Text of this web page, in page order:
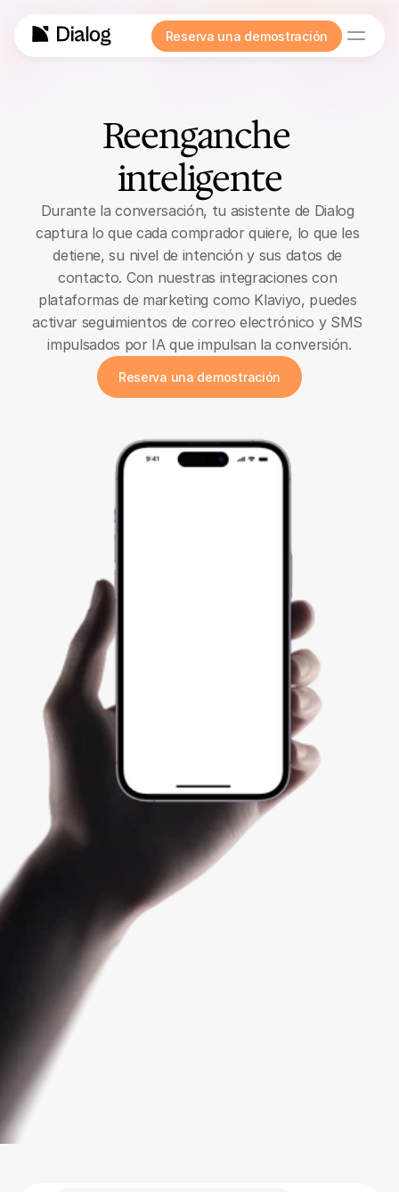
Reserva una demostración
Reenganche
inteligente
Durante la conversación, tu asistente de Dialog
captura lo que cada comprador quiere, lo que les
detiene, su nivel de intención y sus datos de
contacto. Con nuestras integraciones con
plataformas de marketing como Klaviyo, puedes
activar seguimientos de correo electrónico y SMS
impulsados por IA que impulsan la conversión.
Reserva una demostración